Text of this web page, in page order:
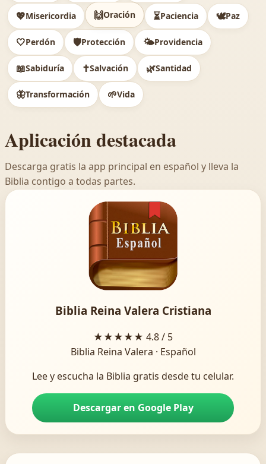
💖Misericordia 🙌Oración ⏳Paciencia 🕊️Paz
🤍Perdón 🛡️Protección 🌤️Providencia
📖Sabiduría ✝️Salvación 🌿Santidad
🦋Transformación 🌱Vida
Aplicación destacada
Descarga gratis la app principal en español y lleva la
Biblia contigo a todas partes.
Biblia Reina Valera Cristiana
★★★★★ 4.8 / 5
Biblia Reina Valera · Español
Lee y escucha la Biblia gratis desde tu celular.
Descargar en Google Play